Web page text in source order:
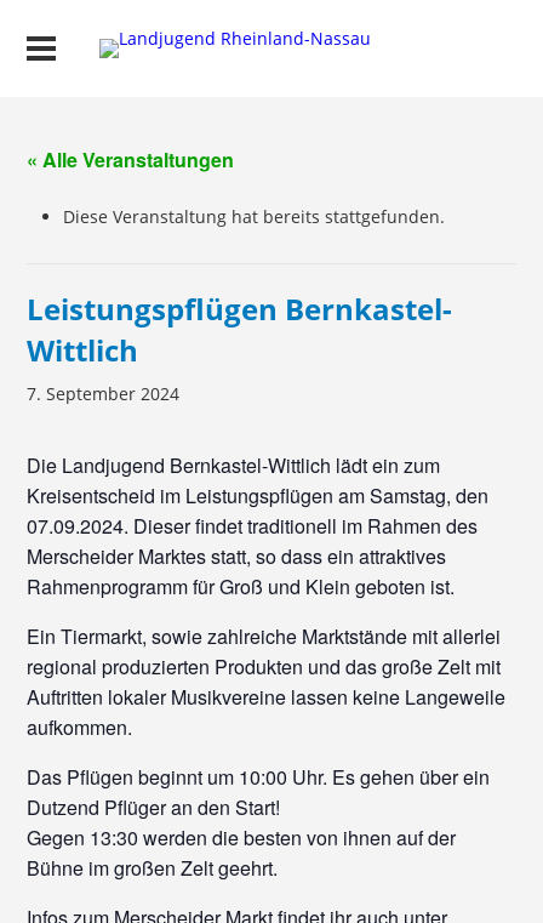
« Alle Veranstaltungen
Diese Veranstaltung hat bereits stattgefunden.
Leistungspflügen Bernkastel-
Wittlich
7. September 2024
Die Landjugend Bernkastel-Wittlich lädt ein zum
Kreisentscheid im Leistungspflügen am Samstag, den
07.09.2024. Dieser findet traditionell im Rahmen des
Merscheider Marktes statt, so dass ein attraktives
Rahmenprogramm für Groß und Klein geboten ist.
Ein Tiermarkt, sowie zahlreiche Marktstände mit allerlei
regional produzierten Produkten und das große Zelt mit
Auftritten lokaler Musikvereine lassen keine Langeweile
aufkommen.
Das Pflügen beginnt um 10:00 Uhr. Es gehen über ein
Dutzend Pflüger an den Start!
Gegen 13:30 werden die besten von ihnen auf der
Bühne im großen Zelt geehrt.